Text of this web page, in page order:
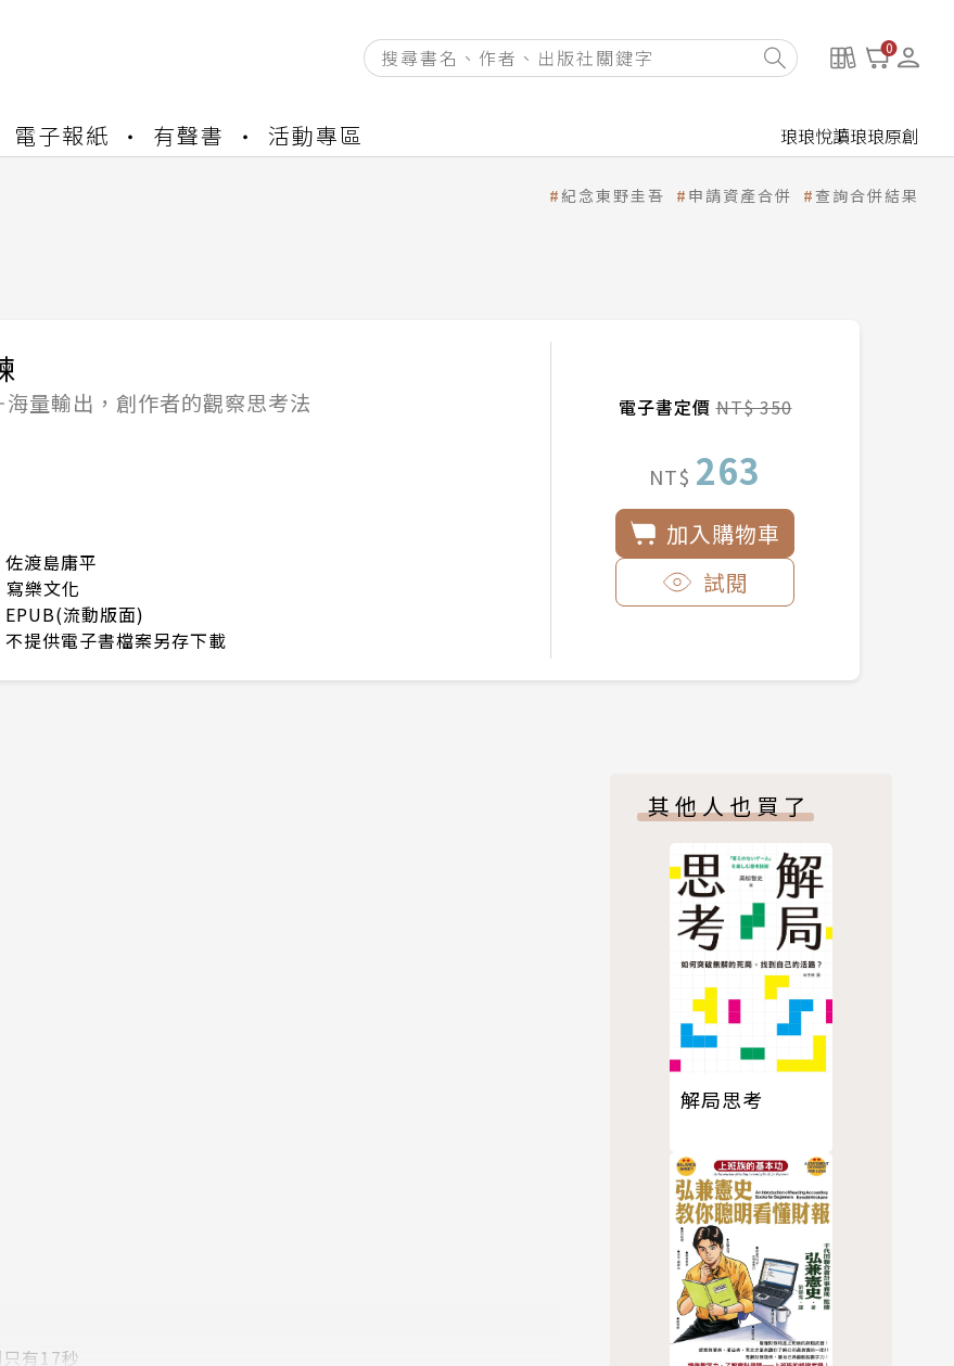
0
電子報紙 有聲書 活動專區 琅琅悅讀琅琅原創
開通申請
合併申請圖文教學
通申請
紀念東野圭吾 申請資產合併 查詢合併結果
海量輸出，創作者的觀察思考法
佐渡島庸平
寫樂文化
EPUB(流動版面)
不提供電子書檔案另存下載
電子書定價NT$ 350
NT$ 263
加入購物車
試閱
有17秒
其他人也買了
解局思考